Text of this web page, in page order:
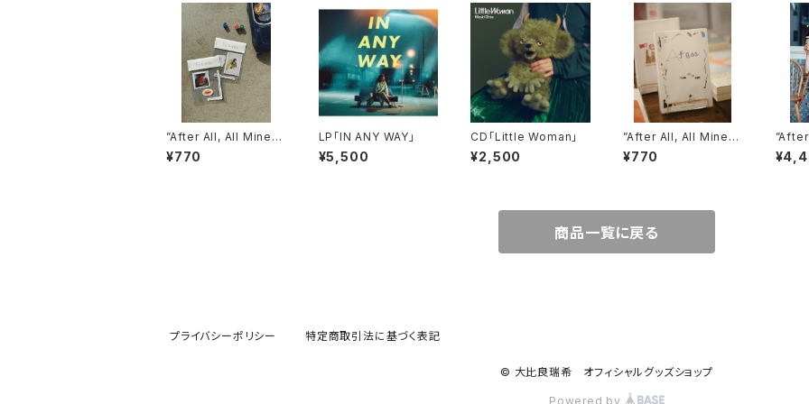
”After All, All Mine”
ステッカー
¥770
LP「IN ANY WAY」
¥5,500
CD「Little Woman」
¥2,500
”After All, All Mine”
コラージュ ポストカード
¥770
T-
商品一覧に戻る
プライバシーポリシー 特定商取引法に基づく表記
© 大比良瑞希 オフィシャルグッズショップ
Powered by